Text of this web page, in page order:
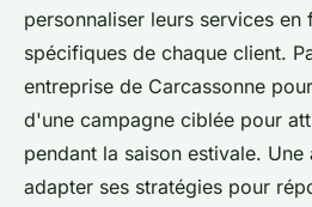
personnaliser leurs services
spécifiques de chaque client.
entreprise de Carcassonne
d'une campagne ciblée pour
pendant la saison estivale.
adapter ses stratégies pour